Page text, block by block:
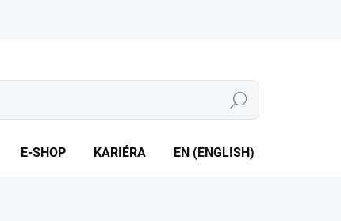
Hledat
E-SHOP KARIÉRA EN (ENGLISH)